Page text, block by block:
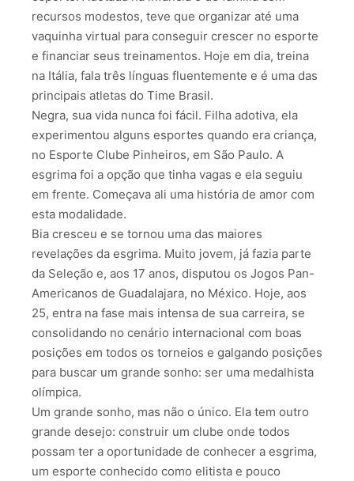
recursos modestos, teve que organizar até uma
vaquinha virtual para conseguir crescer no esporte
e financiar seus treinamentos. Hoje em dia, treina
na Itália, fala três línguas fluentemente e é uma das
principais atletas do Time Brasil.
Negra, sua vida nunca foi fácil. Filha adotiva, ela
experimentou alguns esportes quando era criança,
no Esporte Clube Pinheiros, em São Paulo. A
esgrima foi a opção que tinha vagas e ela seguiu
em frente. Começava ali uma história de amor com
esta modalidade.
Bia cresceu e se tornou uma das maiores
revelações da esgrima. Muito jovem, já fazia parte
da Seleção e, aos 17 anos, disputou os Jogos Pan-
Americanos de Guadalajara, no México. Hoje, aos
25, entra na fase mais intensa de sua carreira, se
consolidando no cenário internacional com boas
posições em todos os torneios e galgando posições
para buscar um grande sonho: ser uma medalhista
olímpica.
Um grande sonho, mas não o único. Ela tem outro
grande desejo: construir um clube onde todos
possam ter a oportunidade de conhecer a esgrima,
um esporte conhecido como elitista e pouco